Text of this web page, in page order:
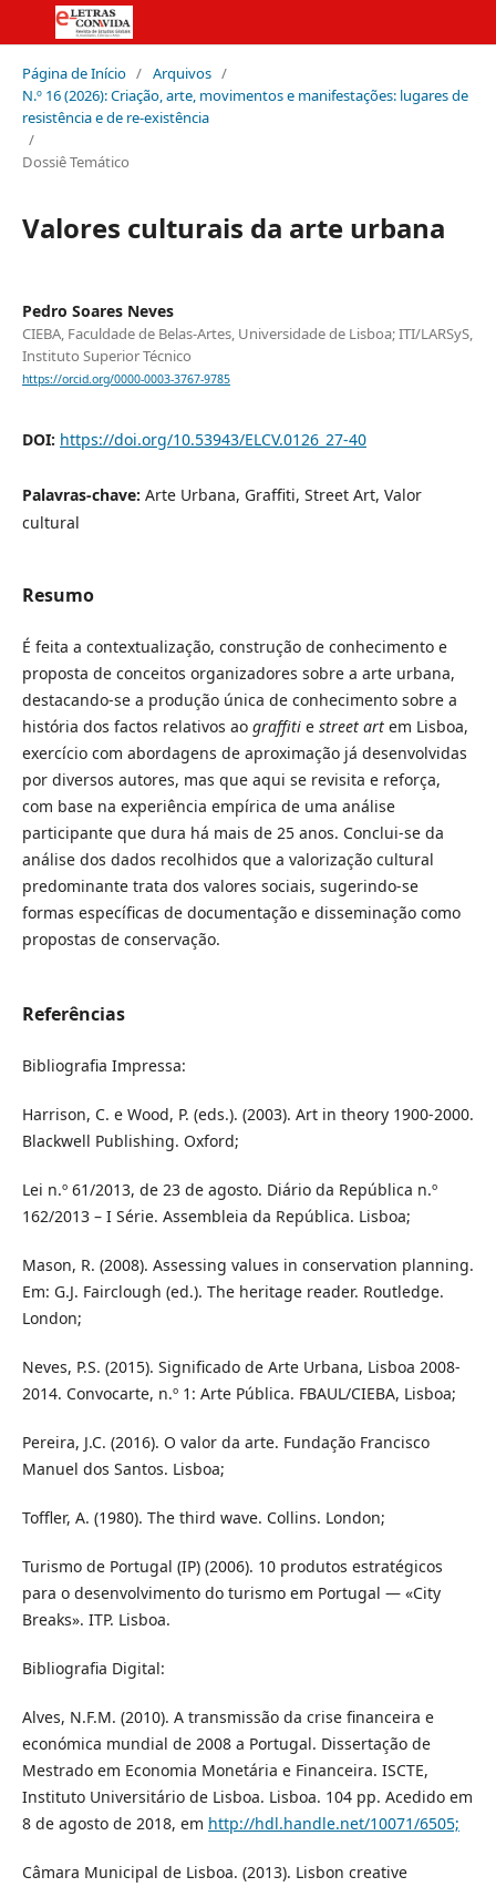
Página de Início / Arquivos /
N.º 16 (2026): Criação, arte, movimentos e manifestações: lugares de
resistência e de re-existência
/
Dossiê Temático
Valores culturais da arte urbana
Pedro Soares Neves
CIEBA, Faculdade de Belas-Artes, Universidade de Lisboa; ITI/LARSyS,
Instituto Superior Técnico
https://orcid.org/0000-0003-3767-9785
DOI: https://doi.org/10.53943/ELCV.0126_27-40
Palavras-chave: Arte Urbana, Graffiti, Street Art, Valor
cultural
Resumo
É feita a contextualização, construção de conhecimento e
proposta de conceitos organizadores sobre a arte urbana,
destacando-se a produção única de conhecimento sobre a
história dos factos relativos ao graffitie street artem Lisboa,
exercício com abordagens de aproximação já desenvolvidas
por diversos autores, mas que aqui se revisita e reforça,
com base na experiência empírica de uma análise
participante que dura há mais de 25 anos. Conclui-se da
análise dos dados recolhidos que a valorização cultural
predominante trata dos valores sociais, sugerindo-se
formas específicas de documentação e disseminação como
propostas de conservação.
Referências
Bibliografia Impressa:
Harrison, C. e Wood, P. (eds.). (2003). Art in theory 1900-2000.
Blackwell Publishing. Oxford;
Lei n.º 61/2013, de 23 de agosto. Diário da República n.º
162/2013 – I Série. Assembleia da República. Lisboa;
Mason, R. (2008). Assessing values in conservation planning.
Em: G.J. Fairclough (ed.). The heritage reader. Routledge.
London;
Neves, P.S. (2015). Significado de Arte Urbana, Lisboa 2008-
2014. Convocarte, n.º 1: Arte Pública. FBAUL/CIEBA, Lisboa;
Pereira, J.C. (2016). O valor da arte. Fundação Francisco
Manuel dos Santos. Lisboa;
Toffler, A. (1980). The third wave. Collins. London;
Turismo de Portugal (IP) (2006). 10 produtos estratégicos
para o desenvolvimento do turismo em Portugal — «City
Breaks». ITP. Lisboa.
Bibliografia Digital:
Alves, N.F.M. (2010). A transmissão da crise financeira e
económica mundial de 2008 a Portugal. Dissertação de
Mestrado em Economia Monetária e Financeira. ISCTE,
Instituto Universitário de Lisboa. Lisboa. 104 pp. Acedido em
8 de agosto de 2018, em http://hdl.handle.net/10071/6505;
Câmara Municipal de Lisboa. (2013). Lisbon creative